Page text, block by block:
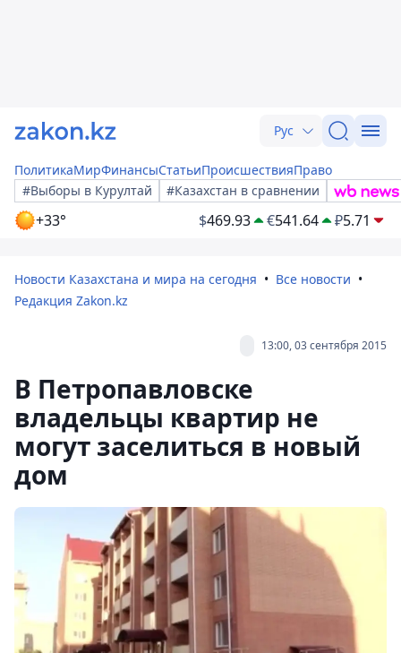
Рус
ПолитикаМирФинансыСтатьиПроисшествияПраво
#Выборы в Курултай
#Казахстан в сравнении
+33° $469.93 €541.64 ₽5.71
Новости Казахстана и мира на сегодня
Все новости
Редакция Zakon.kz
13:00, 03 сентября 2015
В Петропавловске
владельцы квартир не
могут заселиться в новый
дом